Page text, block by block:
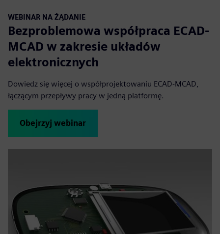
WEBINAR NA ŻĄDANIE
Bezproblemowa współpraca ECAD-
MCAD w zakresie układów
elektronicznych
Dowiedz się więcej o współprojektowaniu ECAD-MCAD,
łączącym przepływy pracy w jedną platformę.
Obejrzyj webinar